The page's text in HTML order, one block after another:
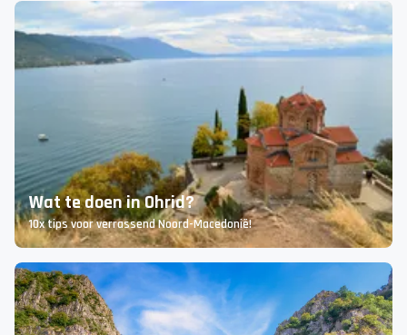
Goedkoopste landen in Europa
De ultieme top 10